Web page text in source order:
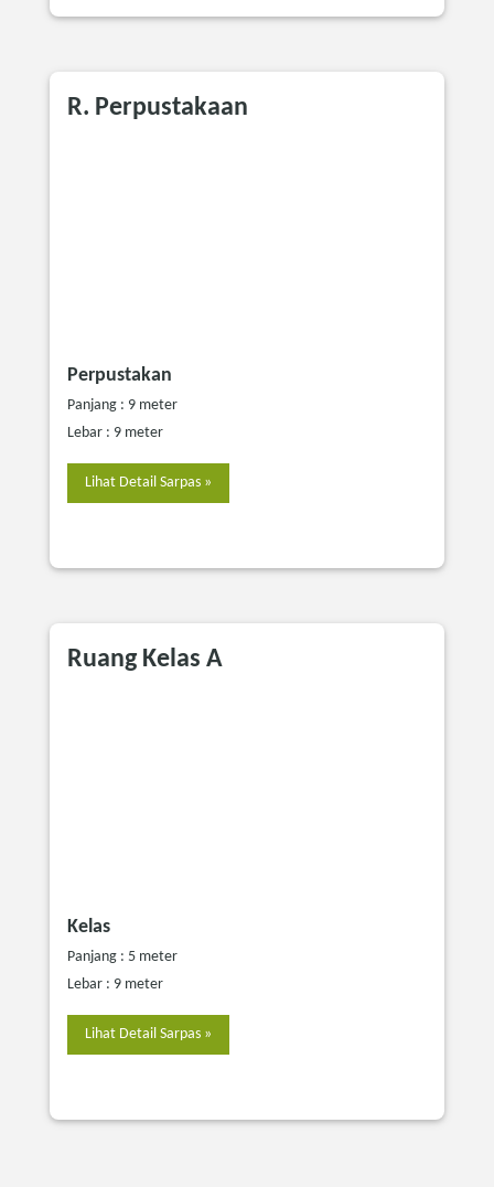
R. Perpustakaan
Ruang Kelas A
Kelas
Panjang : 5 meter
Lebar : 9 meter
Lihat Detail Sarpas »